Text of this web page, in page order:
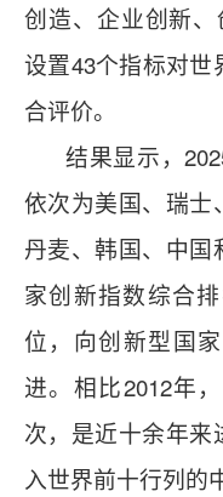
创造、企业创新
设置43个指标对世
合评价。
结果显示，
依次为美国、瑞士
丹麦、韩国、中国
家创新指数综合
位，向创新型国
进。相比2012年
次，是近十余年来
入世界前十行列的